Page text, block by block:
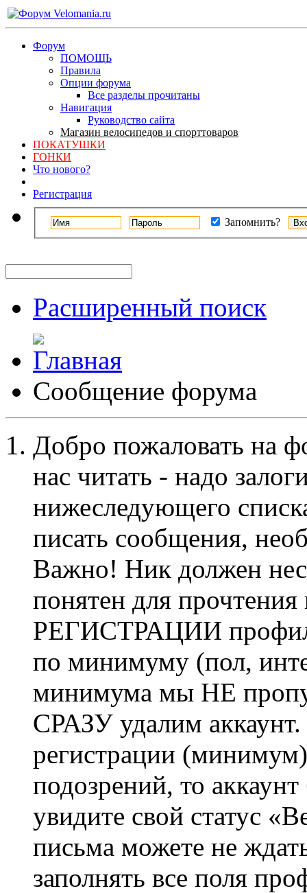
Форум
ПОМОЩЬ
Правила
Опции форума
Все разделы прочитаны
Навигация
Руководство сайта
Магазин велосипедов и спорттоваров
ПОКАТУШКИ
ГОНКИ
Что нового?
Регистрация
Запомнить?
Расширенный поиск
Сообщение форума
Добро пожаловать на
нас читать - надо
нижеследующего
писать сообщения,
Важно! Ник должен
понятен для
РЕГИСТРАЦИИ профиль
по минимуму (пол,
минимума мы НЕ
СРАЗУ удалим
регистрации
подозрений, то
увидите свой статус
письма можете не
заполнять все поля